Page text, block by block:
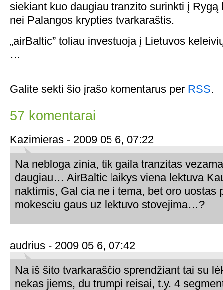
siekiant kuo daugiau tranzito surinkti į Rygą
nei Palangos krypties tvarkaraštis.
„airBaltic” toliau investuoja į Lietuvos
…
Galite sekti šio įrašo komentarus per RSS.
57 komentarai
Kazimieras - 2009 05 6, 07:22
Na nebloga zinia, tik gaila tranzitas
daugiau… AirBaltic laikys viena lektuva
naktimis, Gal cia ne i tema, bet oro uostas
mokesciu gaus uz lektuvo stovejima…?
audrius - 2009 05 6, 07:42
Na iš šito tvarkaraščio sprendžiant tai su
nekas jiems, du trumpi reisai, t.y. 4